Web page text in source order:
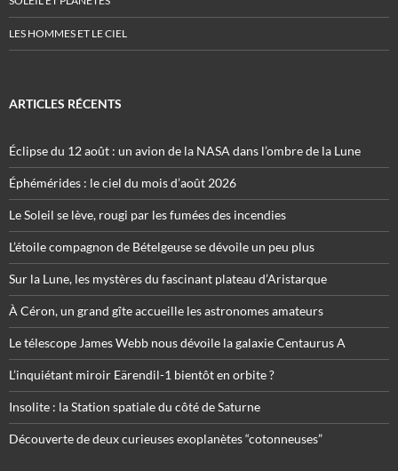
LES HOMMES ET LE CIEL
ARTICLES RÉCENTS
Éclipse du 12 août : un avion de la NASA dans l’ombre de la Lune
Éphémérides : le ciel du mois d’août 2026
Le Soleil se lève, rougi par les fumées des incendies
L’étoile compagnon de Bételgeuse se dévoile un peu plus
Sur la Lune, les mystères du fascinant plateau d’Aristarque
À Céron, un grand gîte accueille les astronomes amateurs
Le télescope James Webb nous dévoile la galaxie Centaurus A
L’inquiétant miroir Eärendil-1 bientôt en orbite ?
Insolite : la Station spatiale du côté de Saturne
Découverte de deux curieuses exoplanètes “cotonneuses”